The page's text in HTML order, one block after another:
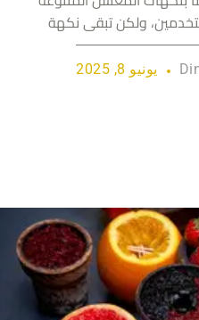
ولكن تبقى نكهة
يونيو 8, 2025